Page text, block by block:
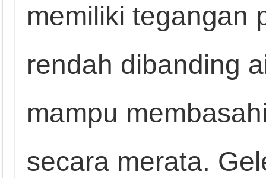
memiliki tegangan
rendah dibanding
mampu
secara merata.